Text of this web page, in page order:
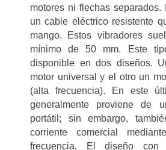
motores ni flechas
un cable eléctrico resistente
mango. Estos vibradores
mínimo de 50 mm. Este
disponible en dos diseños.
motor universal y el otro un
(alta frecuencia). En este
generalmente proviene de
portátil; sin embargo,
corriente comercial
frecuencia. El diseño con